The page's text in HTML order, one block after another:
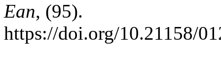
Ean, (95).
https://doi.org/10.21158/